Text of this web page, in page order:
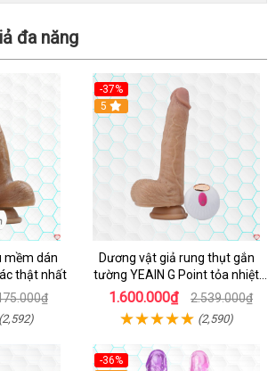
đa năng
mềm dán
thật nhất
(2,592)
-37%
5
Dương vật giả rung thụt gắn
tường YEAIN G Point tỏa nhiệt
điều khiển từ xa
1.600.000₫ 2.539.000₫
(2,590)
-36%